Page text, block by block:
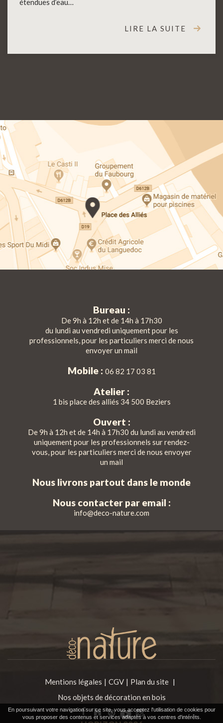
étendues d’eau…
LIRE LA SUITE
Bureau :
De 9h à 12h et de 14h à 17h30
du lundi au vendredi uniquement pour les
professionnels, pour les particuliers merci de nous
envoyer un mail
Mobile : 06 82 17 03 81
Atelier :
1 bis place des alliés 34 500 Beziers
Ouvert :
De 9h à 12h et de 14h à 17h30 du lundi au vendredi
uniquement pour les professionnels sur rendez-
vous, pour les particuliers merci de nous envoyer
un mail
Nous livrons partout dans le monde
Nous contacter par email :
info@deco-nature.com
Mentions légales CGV Plan du site |
Nos objets de décoration en bois
En poursuivant votre navigation sur ce site, vous acceptez l'utilisation de cookies pour
vous proposer des contenus et services adaptés à vos centres d'intérêts.